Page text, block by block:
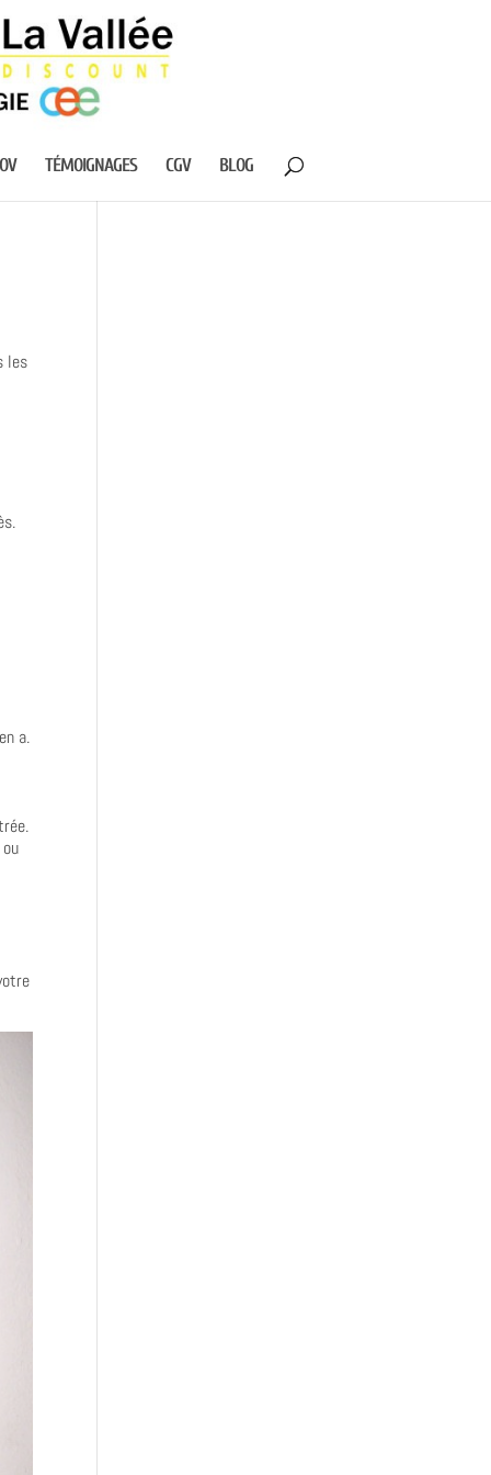
TÉMOIGNAGES CGV BLOG
les
a.